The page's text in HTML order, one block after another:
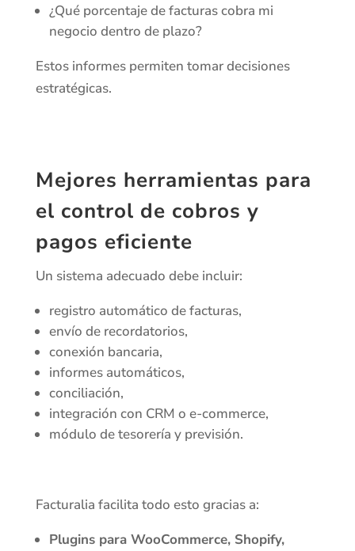
¿Qué porcentaje de facturas cobra mi
negocio dentro de plazo?
Estos informes permiten tomar decisiones
estratégicas.
Mejores herramientas para
el control de cobros y
pagos eficiente
Un sistema adecuado debe incluir:
registro automático de facturas,
envío de recordatorios,
conexión bancaria,
informes automáticos,
conciliación,
integración con CRM o e-commerce,
módulo de tesorería y previsión.
Facturalia facilita todo esto gracias a:
Plugins para WooCommerce, Shopify,